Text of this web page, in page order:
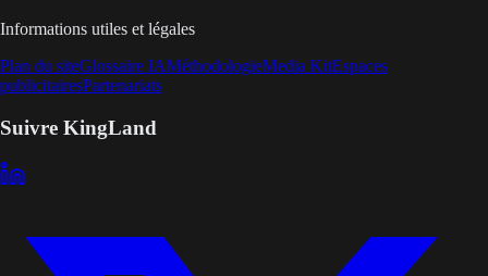
Informations utiles et légales
Plan du siteGlossaire IAMéthodologieMedia KitEspaces
publicitairesPartenariats
Suivre KingLand